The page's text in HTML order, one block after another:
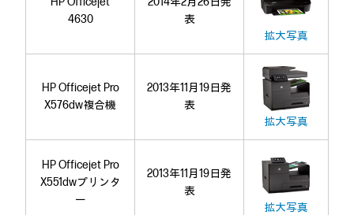
4630
表
拡大写真
HP Officejet Pro
X576dw複合機
2013年11月19日発
表
拡大写真
HP Officejet Pro
X551dwプリンタ
ー
2013年11月19日発
表
拡大写真